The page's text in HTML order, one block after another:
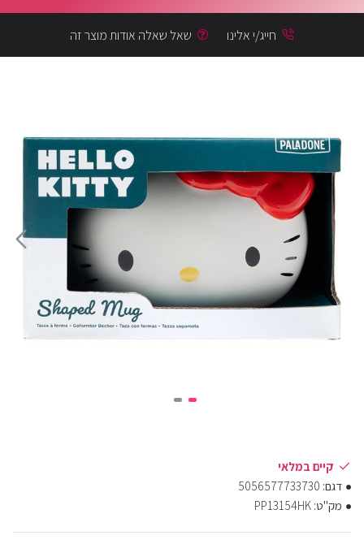
חייג/י אלינו שאל שאלה אודות מוצר זה
קיים במלאי
דגם: 5056577733730
מק"ט: PP13154HK